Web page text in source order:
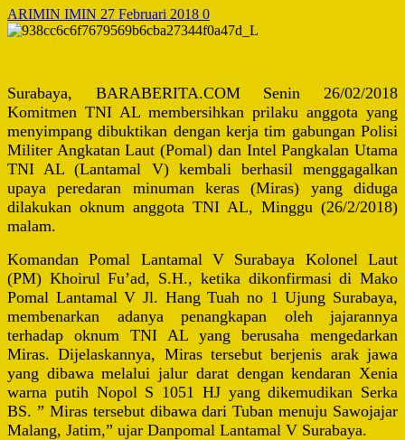
ARIMIN IMIN 27 Februari 2018 0
Surabaya, BARABERITA.COM Senin 26/02/2018
Komitmen TNI AL membersihkan prilaku anggota yang
menyimpang dibuktikan dengan kerja tim gabungan Polisi
Militer Angkatan Laut (Pomal) dan Intel Pangkalan Utama
TNI AL (Lantamal V) kembali berhasil menggagalkan
upaya peredaran minuman keras (Miras) yang diduga
dilakukan oknum anggota TNI AL, Minggu (26/2/2018)
malam.
Komandan Pomal Lantamal V Surabaya Kolonel Laut
(PM) Khoirul Fu’ad, S.H., ketika dikonfirmasi di Mako
Pomal Lantamal V Jl. Hang Tuah no 1 Ujung Surabaya,
membenarkan adanya penangkapan oleh jajarannya
terhadap oknum TNI AL yang berusaha mengedarkan
Miras. Dijelaskannya, Miras tersebut berjenis arak jawa
yang dibawa melalui jalur darat dengan kendaran Xenia
warna putih Nopol S 1051 HJ yang dikemudikan Serka
BS. ” Miras tersebut dibawa dari Tuban menuju Sawojajar
Malang, Jatim,” ujar Danpomal Lantamal V Surabaya.